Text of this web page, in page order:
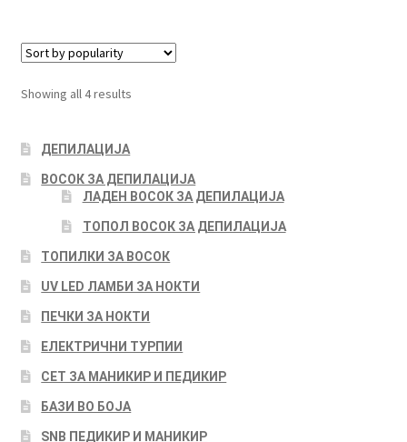
Showing all 4 results
ДЕПИЛАЦИЈА
ВОСОК ЗА ДЕПИЛАЦИЈА
ЛАДЕН ВОСОК ЗА ДЕПИЛАЦИЈА
ТОПОЛ ВОСОК ЗА ДЕПИЛАЦИЈА
ТОПИЛКИ ЗА ВОСОК
UV LED ЛАМБИ ЗА НОКТИ
ПЕЧКИ ЗА НОКТИ
ЕЛЕКТРИЧНИ ТУРПИИ
СЕТ ЗА МАНИКИР И ПЕДИКИР
БАЗИ ВО БОЈА
SNB ПЕДИКИР И МАНИКИР